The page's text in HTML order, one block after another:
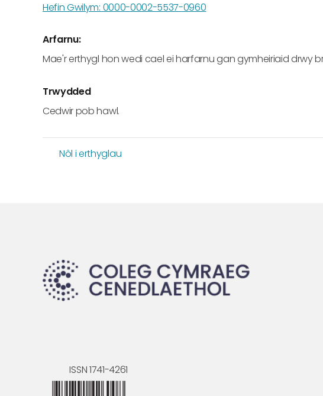
Hefin Gwilym: 0000-0002-5537-0960
Arfarnu:
Mae'r erthygl hon wedi cael ei harfarnu gan gymheiriaid drwy
Trwydded
Cedwir pob hawl.
Nôl i erthyglau
ISSN 1741-4261